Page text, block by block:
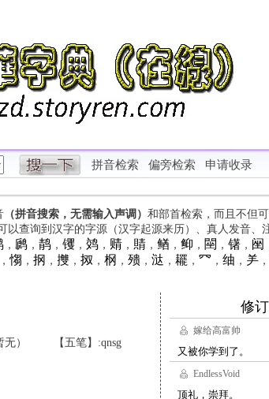
拼音检索 偏旁检索 申请收录
（拼音搜索，无需输入声调） 和部首检索，而且不但
查询到汉字的字源（汉字起源来历）、真人发音、
， 䴘， 䴖， 䦆， 䴔， 䞍， 䝼， 䲡 ， 䲟 ， 䦟 ， 䦃， 䦷
， 㥮 ， 㧏 ， 㩳， 㧐 ， 㭎 ， 㱮， 㳠 ， 䎱 ， ⺳ ， 䌷 ， ⺶，
） 【五笔】:qnsg